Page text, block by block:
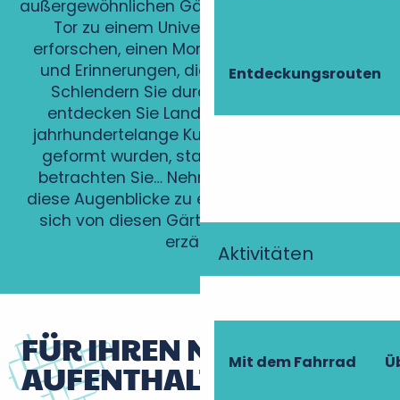
Entdeckungsrouten
Aktivitäten
Mit dem Fahrrad
außergewöhnlichen Gärten, in denen jeder ein
Tor zu einem Universum ist, das es zu
erforschen, einen Moment, den es zu teilen
und Erinnerungen, die es zu schaffen gilt.
Schlendern Sie durch duftende Alleen,
entdecken Sie Landschaften, die durch
jahrhundertelange Kunst und Leidenschaft
geformt wurden, staunen Sie, atmen Sie,
betrachten Sie… Nehmen Sie sich die Zeit,
diese Augenblicke zu erleben und lassen Sie
sich von diesen Gärten ihre Geheimnisse
erzählen.
FÜR IHREN NÄCHSTEN
AUFENTHALT